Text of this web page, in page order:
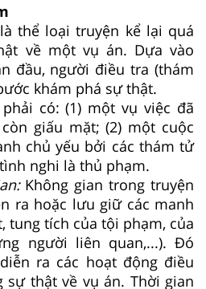
thể loại truyện kể lại quá
về một vụ án. Dựa vào
đầu, người điều tra (thám
khám phá sự thật.
có: (1) một vụ việc đã
giấu mặt; (2) một cuộc
chủ yếu bởi các thám tử
nghi là thủ phạm.
Không gian trong truyện
ra hoặc lưu giữ các manh
tung tích của tội phạm, của
người liên quan,...). Đó
ra các hoạt động điều
sự thật về vụ án. Thời gian